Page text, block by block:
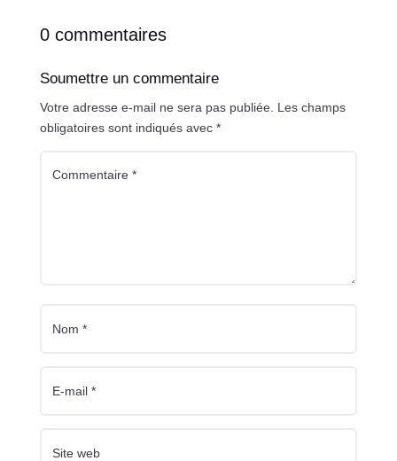
0 commentaires
Soumettre un commentaire
Votre adresse e-mail ne sera pas publiée. Les champs
obligatoires sont indiqués avec *